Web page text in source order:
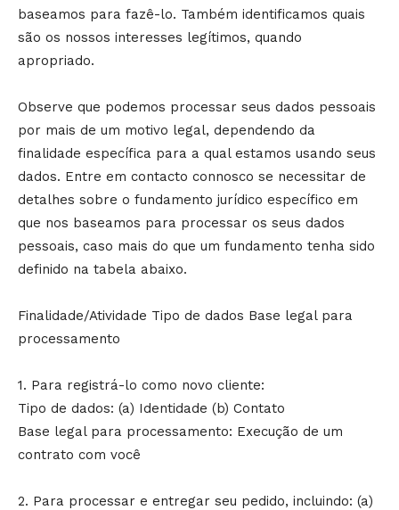
baseamos para fazê-lo. Também identificamos quais
são os nossos interesses legítimos, quando
apropriado.
Observe que podemos processar seus dados pessoais
por mais de um motivo legal, dependendo da
finalidade específica para a qual estamos usando seus
dados. Entre em contacto connosco se necessitar de
detalhes sobre o fundamento jurídico específico em
que nos baseamos para processar os seus dados
pessoais, caso mais do que um fundamento tenha sido
definido na tabela abaixo.
Finalidade/Atividade Tipo de dados Base legal para
processamento
1. Para registrá-lo como novo cliente:
Tipo de dados: (a) Identidade (b) Contato
Base legal para processamento: Execução de um
contrato com você
2. Para processar e entregar seu pedido, incluindo: (a)